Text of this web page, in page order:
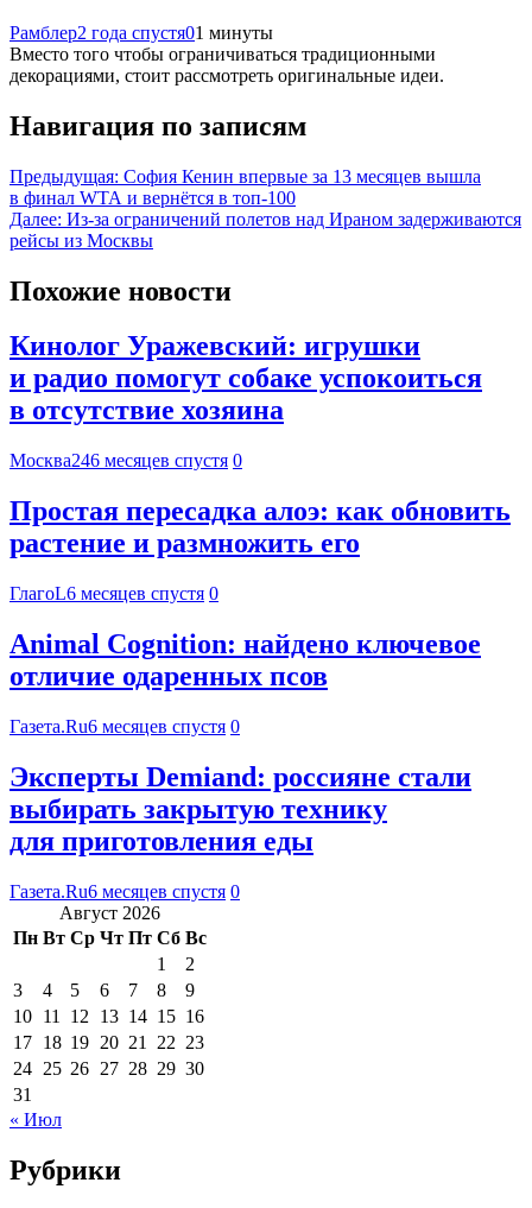
Рамблер2 года спустя01 минуты
Вместо того чтобы ограничиваться традиционными
декорациями, стоит рассмотреть оригинальные идеи.
Навигация по записям
Предыдущая: София Кенин впервые за 13 месяцев вышла
в финал WTA и вернётся в топ-100
Далее: Из-за ограничений полетов над Ираном задерживаются
рейсы из Москвы
Похожие новости
Кинолог Уражевский: игрушки
и радио помогут собаке успокоиться
в отсутствие хозяина
Москва246 месяцев спустя 0
Простая пересадка алоэ: как обновить
растение и размножить его
ГлагоL6 месяцев спустя 0
Animal Cognition: найдено ключевое
отличие одаренных псов
Газета.Ru6 месяцев спустя 0
Эксперты Demiand: россияне стали
выбирать закрытую технику
для приготовления еды
Газета.Ru6 месяцев спустя 0
Август 2026
Пн Вт Ср Чт Пт Сб Вс
1
2
3
4 5 6 7 8
9
10 11 12 13 14 15 16
17 18 19 20 21 22 23
24 25 26 27 28 29 30
31
« Июл
Рубрики